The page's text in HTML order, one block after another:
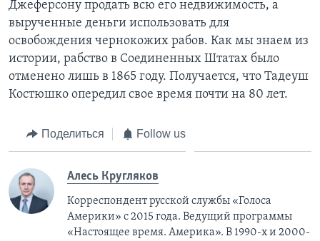
Джеферсону продать всю его недвижимость, а
вырученные деньги использовать для
освобождения чернокожих рабов. Как мы знаем из
истории, рабство в Соединенных Штатах было
отменено лишь в 1865 году. Получается, что Тадеуш
Костюшко опередил свое время почти на 80 лет.
Поделиться Follow us
Алесь Кругляков
Корреспондент русской службы «Голоса
Америки» с 2015 года. Ведущий программы
«Настоящее время. Америка». В 1990-х и 2000-